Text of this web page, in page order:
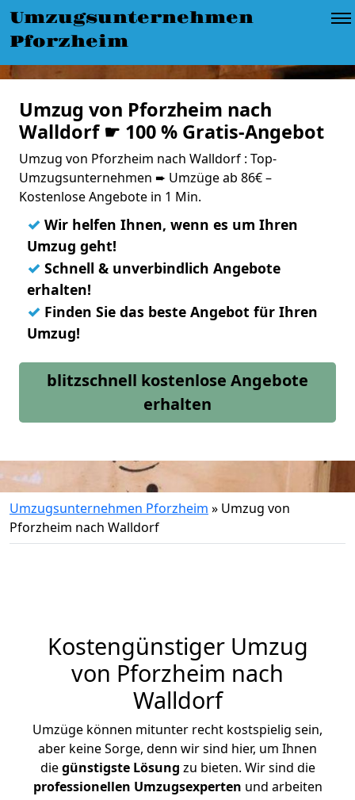
Umzugsunternehmen
Pforzheim
Umzug von Pforzheim nach
Walldorf ☛ 100 % Gratis-Angebot
Umzug von Pforzheim nach Walldorf : Top-
Umzugsunternehmen ➨ Umzüge ab 86€ –
Kostenlose Angebote in 1 Min.
✓ Wir helfen Ihnen, wenn es um Ihren
Umzug geht!
✓ Schnell & unverbindlich Angebote
erhalten!
✓ Finden Sie das beste Angebot für Ihren
Umzug!
blitzschnell kostenlose Angebote
erhalten
Umzugsunternehmen Pforzheim » Umzug von
Pforzheim nach Walldorf
Kostengünstiger Umzug
von Pforzheim nach
Walldorf
Umzüge können mitunter recht kostspielig sein,
aber keine Sorge, denn wir sind hier, um Ihnen
diegünstigste Lösung zu bieten. Wir sind die
professionellen Umzugsexperten und arbeiten